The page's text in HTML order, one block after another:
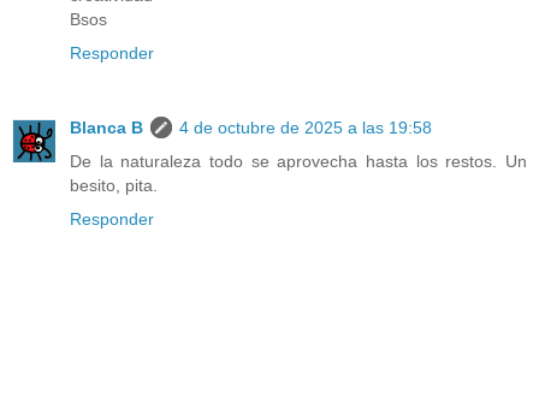
Bsos
Responder
Blanca B
4 de octubre de 2025 a las 19:58
De la naturaleza todo se aprovecha hasta los restos. Un
besito, pita.
Responder